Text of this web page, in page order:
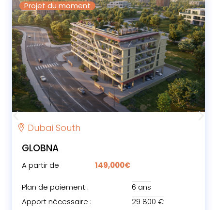
Dubai South
GLOBNA
A partir de 149,000€
Plan de paiement :
6 ans
Apport nécessaire :
29 800 €
Projet du moment